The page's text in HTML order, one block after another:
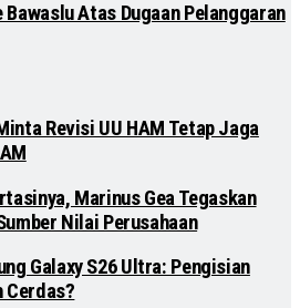
Atas Dugaan Pelanggaran
Revisi UU HAM Tetap Jaga
Marinus Gea Tegaskan
Nilai Perusahaan
Galaxy S26 Ultra: Pengisian
Cerdas?